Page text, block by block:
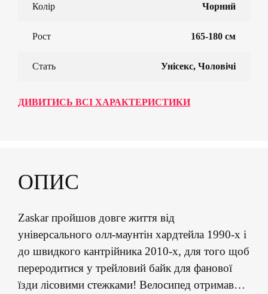
Колір Чорний
Рост 165-180 см
Стать Унісекс, Чоловічі
ДИВИТИСЬ ВСІ ХАРАКТЕРИСТИКИ
ОПИС
Zaskar пройшов довге життя від
універсального олл-маунтін хардтейла 1990-х і
до швидкого кантрійника 2010-х, для того щоб
переродитися у трейловий байк для фанової
їзди лісовими стежками! Велосипед отримав